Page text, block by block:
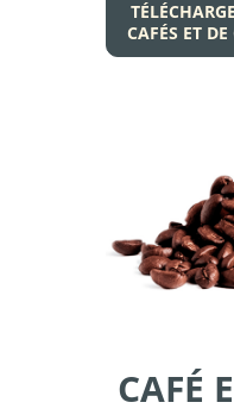
CAFÉS ET
CAFÉ